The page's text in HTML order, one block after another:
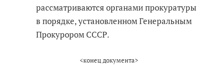
рассматриваются органами прокуратуры
в порядке, установленном Генеральным
Прокурором СССР.
<конец документа>